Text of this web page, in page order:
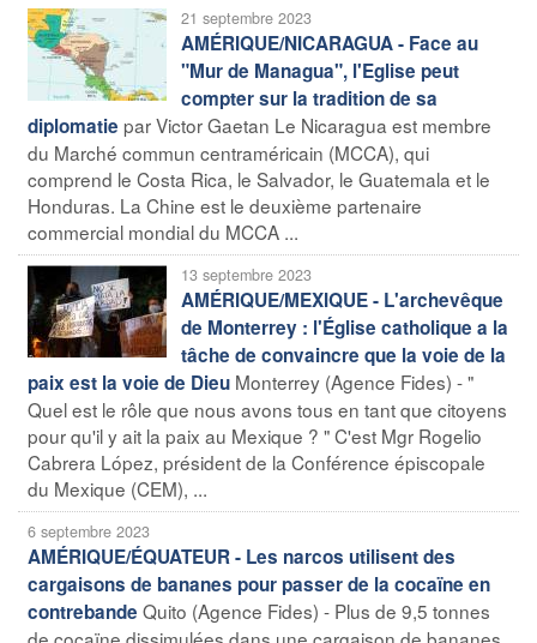
21 septembre 2023
AMÉRIQUE/NICARAGUA - Face au
"Mur de Managua", l'Eglise peut
compter sur la tradition de sa
diplomatie par Victor Gaetan Le Nicaragua est membre
du Marché commun centraméricain (MCCA), qui
comprend le Costa Rica, le Salvador, le Guatemala et le
Honduras. La Chine est le deuxième partenaire
commercial mondial du MCCA ...
13 septembre 2023
AMÉRIQUE/MEXIQUE - L'archevêque
de Monterrey : l'Église catholique a la
tâche de convaincre que la voie de la
paix est la voie de Dieu Monterrey (Agence Fides) - "
Quel est le rôle que nous avons tous en tant que citoyens
pour qu'il y ait la paix au Mexique ? " C'est Mgr Rogelio
Cabrera López, président de la Conférence épiscopale
du Mexique (CEM), ...
6 septembre 2023
AMÉRIQUE/ÉQUATEUR - Les narcos utilisent des
cargaisons de bananes pour passer de la cocaïne en
contrebande Quito (Agence Fides) - Plus de 9,5 tonnes